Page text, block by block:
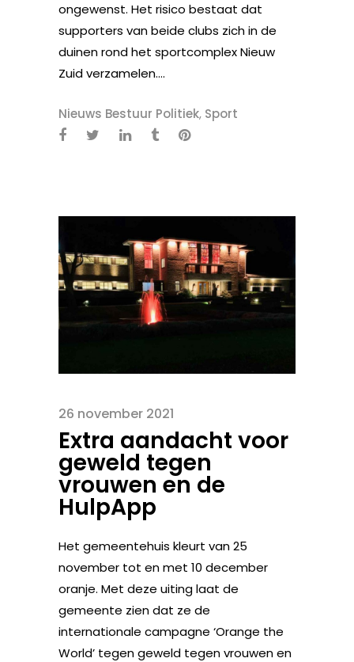
ongewenst. Het risico bestaat dat
supporters van beide clubs zich in de
duinen rond het sportcomplex Nieuw
Zuid verzamelen....
Nieuws Bestuur Politiek, Sport
26 november 2021
Extra aandacht voor
geweld tegen
vrouwen en de
HulpApp
Het gemeentehuis kleurt van 25
november tot en met 10 december
oranje. Met deze uiting laat de
gemeente zien dat ze de
internationale campagne ‘Orange the
World’ tegen geweld tegen vrouwen en